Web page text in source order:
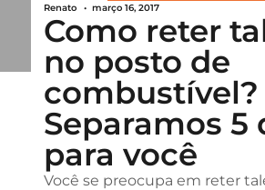
Renato • março 16, 2017
Como reter
no posto de
combustível?
Separamos 5
para você
Você se preocupa em reter